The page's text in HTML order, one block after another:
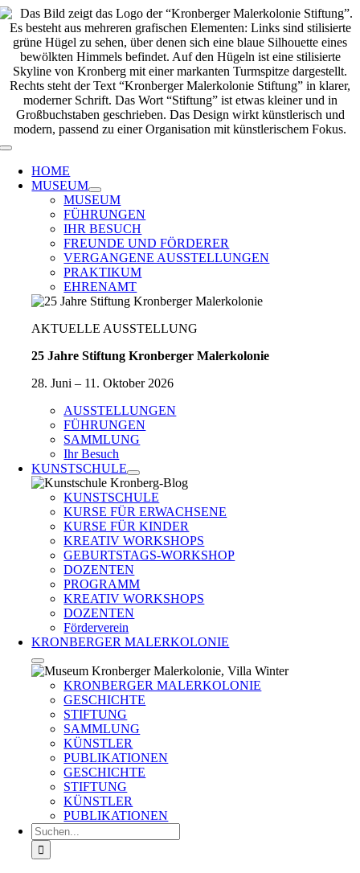
Zum
Inhalt
springen
Toggle
Navigation
HOME
MUSEUM
MUSEUM
FÜHRUNGEN
IHR BESUCH
FREUNDE UND FÖRDERER
VERGANGENE AUSSTELLUNGEN
PRAKTIKUM
EHRENAMT
AKTUELLE AUSSTELLUNG
25 Jahre Stiftung Kronberger Malerkolonie
28. Juni – 11. Oktober 2026
AUSSTELLUNGEN
FÜHRUNGEN
SAMMLUNG
Ihr Besuch
KUNSTSCHULE
KUNSTSCHULE
KURSE FÜR ERWACHSENE
KURSE FÜR KINDER
KREATIV WORKSHOPS
GEBURTSTAGS-WORKSHOP
DOZENTEN
PROGRAMM
KREATIV WORKSHOPS
DOZENTEN
Förderverein
KRONBERGER MALERKOLONIE
KRONBERGER MALERKOLONIE
GESCHICHTE
STIFTUNG
SAMMLUNG
KÜNSTLER
PUBLIKATIONEN
GESCHICHTE
STIFTUNG
KÜNSTLER
PUBLIKATIONEN
Suche
nach: